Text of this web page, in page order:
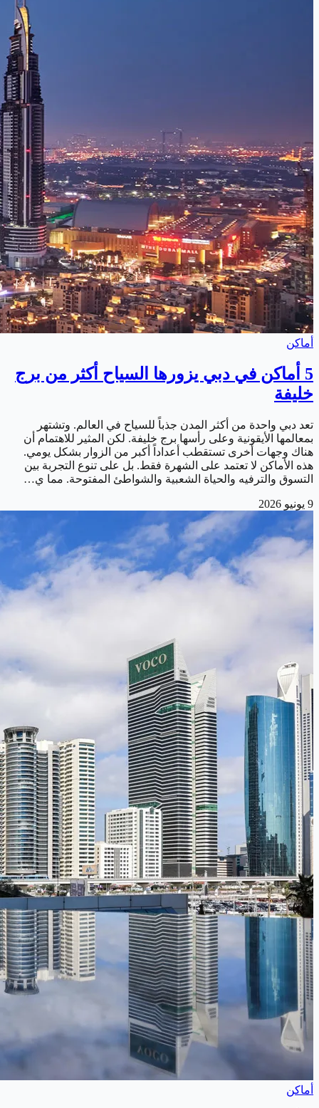
أماكن
5 أماكن في دبي يزورها السياح أكثر من برج
خليفة
تعد دبي واحدة من أكثر المدن جذباً للسياح في العالم. وتشتهر
بمعالمها الأيقونية وعلى رأسها برج خليفة. لكن المثير للاهتمام أن
هناك وجهات أخرى تستقطب أعداداً أكبر من الزوار بشكل يومي.
هذه الأماكن لا تعتمد على الشهرة فقط. بل على تنوع التجربة بين
التسوق والترفيه والحياة الشعبية والشواطئ المفتوحة. مما ي…
9 يونيو 2026
أماكن